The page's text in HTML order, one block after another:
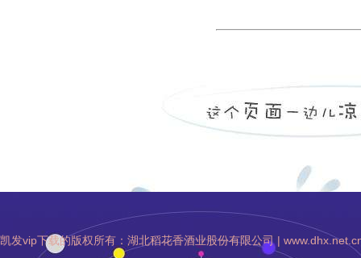
凯发vip下载的版权所有：湖北稻花香酒业股份有限公司 |